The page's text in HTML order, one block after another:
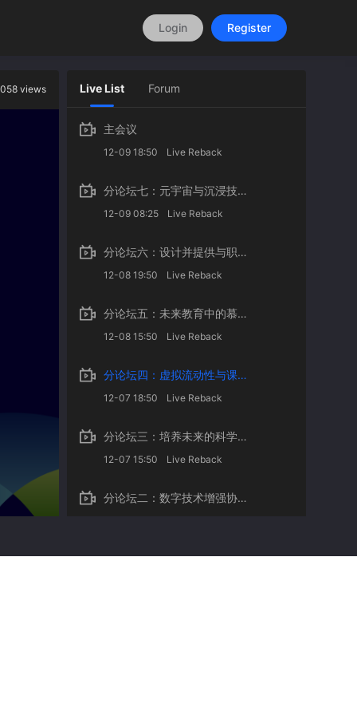
Login Register
views Live List Forum
主会议
12-09 18:50 Live Reback
分论坛七：元宇宙与沉浸技术赋能的教与学
12-09 08:25 Live Reback
分论坛六：设计并提供与职业发展相关的在线项目
12-08 19:50 Live Reback
分论坛五：未来教育中的慕课与在线学习
12-08 15:50 Live Reback
分论坛四：虚拟流动性与课程建设
12-07 18:50 Live Reback
分论坛三：培养未来的科学家和工程师
12-07 15:50 Live Reback
分论坛二：数字技术增强协作与混合式教学
分论坛一：以公平优质的在线混合式教学建设迎接未来的高等教育